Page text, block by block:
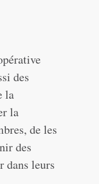
des
la
la
de les
des
dans leurs